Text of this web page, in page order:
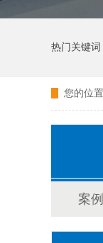
热门关键词
您的位
案